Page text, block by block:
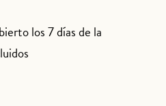
los 7 días de la